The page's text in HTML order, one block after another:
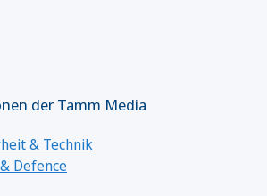
der Tamm Media
& Technik
Defence